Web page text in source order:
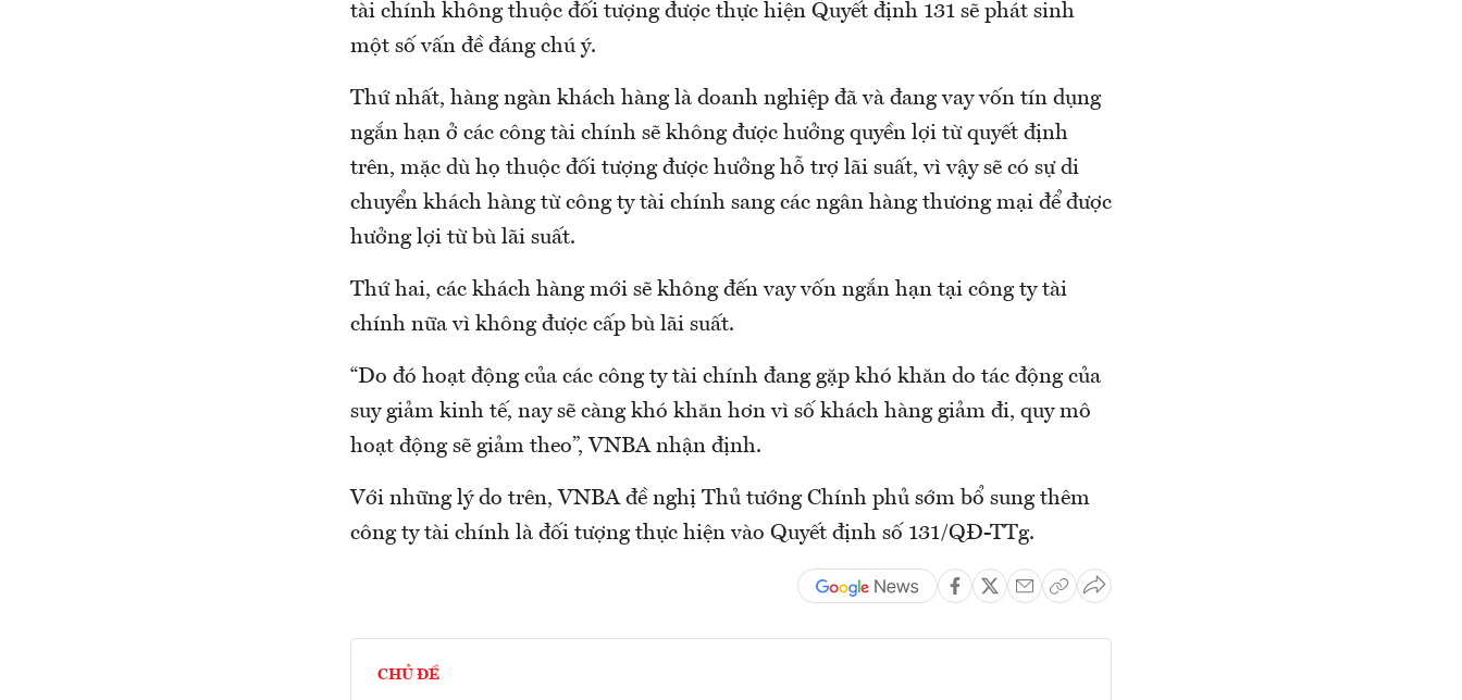
tài chính không thuộc đối tượng được thực hiện Quyết định 131 sẽ phát sinh
một số vấn đề đáng chú ý.
Thứ nhất, hàng ngàn khách hàng là doanh nghiệp đã và đang vay vốn tín dụng
ngắn hạn ở các công tài chính sẽ không được hưởng quyền lợi từ quyết định
trên, mặc dù họ thuộc đối tượng được hưởng hỗ trợ lãi suất, vì vậy sẽ có sự di
chuyển khách hàng từ công ty tài chính sang các ngân hàng thương mại để được
hưởng lợi từ bù lãi suất.
Thứ hai, các khách hàng mới sẽ không đến vay vốn ngắn hạn tại công ty tài
chính nữa vì không được cấp bù lãi suất.
“Do đó hoạt động của các công ty tài chính đang gặp khó khăn do tác động của
suy giảm kinh tế, nay sẽ càng khó khăn hơn vì số khách hàng giảm đi, quy mô
hoạt động sẽ giảm theo”, VNBA nhận định.
Với những lý do trên, VNBA đề nghị Thủ tướng Chính phủ sớm bổ sung thêm
công ty tài chính là đối tượng thực hiện vào Quyết định số 131/QĐ-TTg.
CHỦ ĐỀ